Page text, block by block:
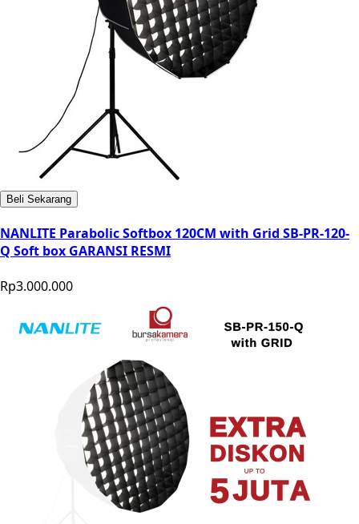
Beli Sekarang
NANLITE Parabolic Softbox 120CM with Grid SB-PR-120-
Q Soft box GARANSI RESMI
Rp3.000.000